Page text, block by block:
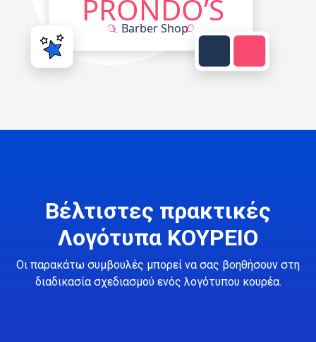
Βέλτιστες πρακτικές
Λογότυπα ΚΟΥΡΕΙΟ
Οι παρακάτω συμβουλές μπορεί να σας βοηθήσουν στη
διαδικασία σχεδιασμού ενός λογότυπου κουρέα.